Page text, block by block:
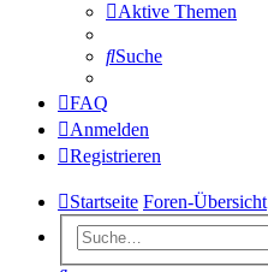
Aktive Themen
Suche
FAQ
Anmelden
Registrieren
Startseite Foren-Übersicht